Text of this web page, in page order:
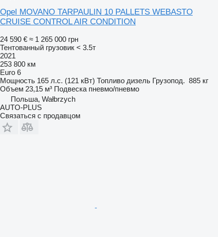
Opel MOVANO TARPAULIN 10 PALLETS WEBASTO
CRUISE CONTROL AIR CONDITION
24 590 € ≈ 1 265 000 грн
Тентованный грузовик < 3.5т
2021
253 800 км
Euro 6
Мощность 165 л.с. (121 кВт) Топливо дизель Грузопод. 885 кг
Объем 23,15 м³ Подвеска пневмо/пневмо
Польша, Wałbrzych
AUTO-PLUS
Связаться с продавцом